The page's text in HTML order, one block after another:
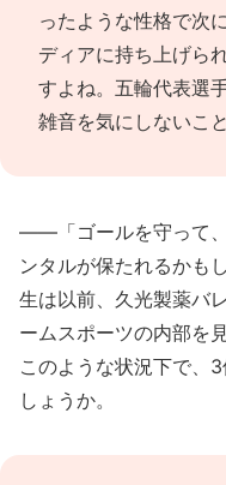
ったような性格で次
ディアに持ち上げら
すよね。五輪代表選
雑音を気にしないこ
――「ゴールを守って
ンタルが保たれるかも
生は以前、久光製薬バ
ームスポーツの内部を
このような状況下で、
しょうか。